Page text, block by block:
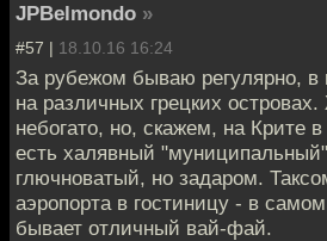
JPBelmondo »
#57 | 18.10.16 16:24
За рубежом бываю регулярно, в
на различных грецких
небогато, но, скажем, на Крите
есть халявный
глючноватый, но задаром.
аэропорта в гостиницу - в
бывает отличный вай-фай.